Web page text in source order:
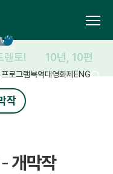
프로그램북역대영화제ENG
렌토! 10년, 10편
작
개막작